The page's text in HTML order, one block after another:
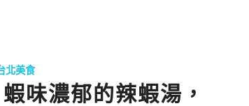
北美食
味濃郁的辣蝦湯，